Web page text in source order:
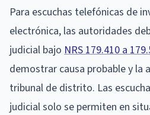
Para escuchas telefónicas de
electrónica, las autoridades
judicial bajo NRS 179.410 a
demostrar causa probable y la
tribunal de distrito. Las
judicial solo se permiten en